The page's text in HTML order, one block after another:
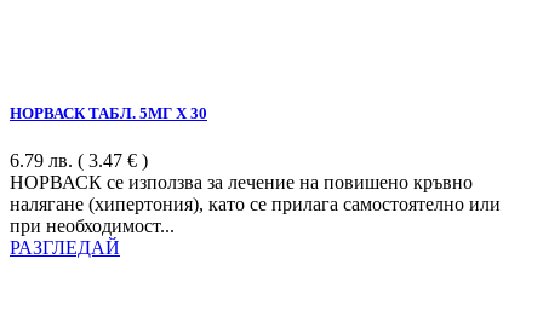
НОРВАСК ТАБЛ. 5МГ Х 30
6.79 лв. ( 3.47 € )
НОРВАСК се използва за лечение на повишено кръвно
налягане (хипертония), като се прилага самостоятелно или
при необходимост...
РАЗГЛЕДАЙ